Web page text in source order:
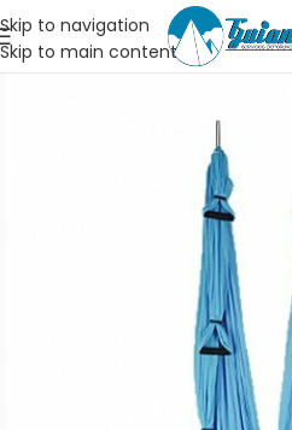
Skip to navigation
Skip to main content